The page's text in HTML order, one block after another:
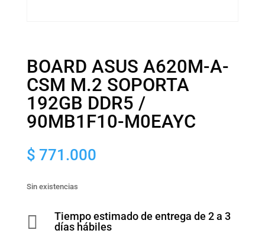
BOARD ASUS A620M-A-
CSM M.2 SOPORTA
192GB DDR5 /
90MB1F10-M0EAYC
$ 771.000
Sin existencias

Tiempo estimado de entrega de 2 a 3
días hábiles